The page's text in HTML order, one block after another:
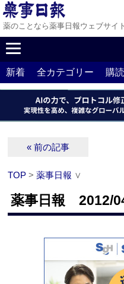
薬のことなら薬事日報ウェブサイト
新着 全カテゴリー 購
« 前の記事
TOP >薬事日報 ∨
薬事日報 2012/